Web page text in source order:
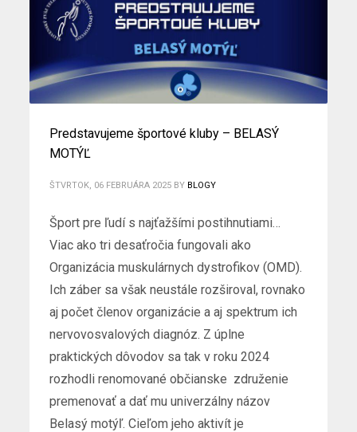
Predstavujeme športové kluby – BELASÝ
MOTÝĽ
ŠTVRTOK, 06 FEBRUÁRA 2025 BY BLOGY
Šport pre ľudí s najťažšími postihnutiami…
Viac ako tri desaťročia fungovali ako
Organizácia muskulárnych dystrofikov (OMD).
Ich záber sa však neustále rozširoval, rovnako
aj počet členov organizácie a aj spektrum ich
nervovosvalových diagnóz. Z úplne
praktických dôvodov sa tak v roku 2024
rozhodli renomované občianske združenie
premenovať a dať mu univerzálny názov
Belasý motýľ. Cieľom jeho aktivít je